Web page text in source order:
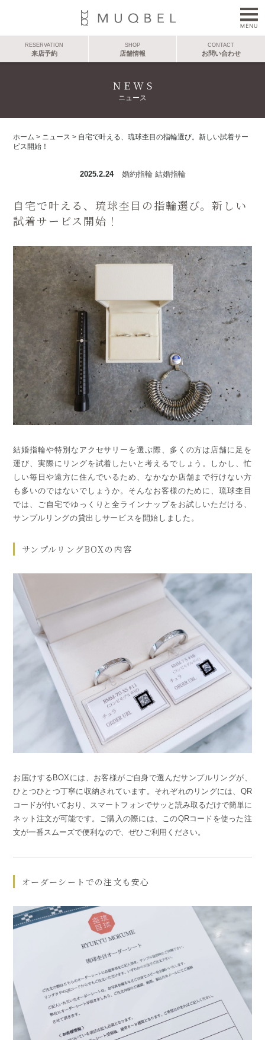
RESERVATION
来店予約
SHOP
店舗情報
CONTACT
お問い合わせ
NEWS
ニュース
ホーム > ニュース > 自宅で叶える、琉球杢目の指輪選び。新しい試着サー
ビス開始！
2025.2.24 婚約指輪 結婚指輪
自宅で叶える、琉球杢目の指輪選び。新しい
試着サービス開始！
結婚指輪や特別なアクセサリーを選ぶ際、多くの方は店舗に足を
運び、実際にリングを試着したいと考えるでしょう。しかし、忙
しい毎日や遠方に住んでいるため、なかなか店舗まで行けない方
も多いのではないでしょうか。そんなお客様のために、琉球杢目
では、ご自宅でゆっくりと全ラインナップをお試しいただける、
サンプルリングの貸出しサービスを開始しました。
サンプルリングBOXの内容
お届けするBOXには、お客様がご自身で選んだサンプルリングが、
ひとつひとつ丁寧に収納されています。それぞれのリングには、QR
コードが付いており、スマートフォンでサッと読み取るだけで簡単に
ネット注文が可能です。ご購入の際には、このQRコードを使った注
文が一番スムーズで便利なので、ぜひご利用ください。
オーダーシートでの注文も安心